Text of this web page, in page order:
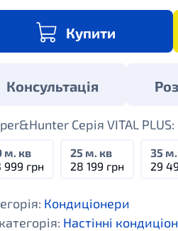
Купити
Консультація
Серія VITAL PLUS:
м. кв
999 грн
25 м. кв
28 199 грн
35
29
Кондиціонери
Настінні